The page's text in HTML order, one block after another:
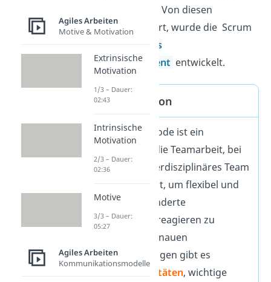
können. Von diesen
Qualitäten inspiriert, wurde die Scrum
agiles
Projektmanagement entwickelt.
Scrum Definition
Die Scrum Methode ist ein
Framework für die Teamarbeit, bei
dem sich ein interdisziplinäres Team
selbst organisiert, um flexibel und
schnell auf veränderte
Anforderungen reagieren zu
können. Statt genauen
Arbeitsanweisungen gibt es
Aktivitäten, wichtige
Agiles Arbeiten
Motive & Motivation
Extrinsische
Motivation
1/3 – Dauer:
02:43
Intrinsische
Motivation
2/3 – Dauer:
02:36
Motive
3/3 – Dauer:
05:27
Agiles Arbeiten
Kommunikationsmodelle